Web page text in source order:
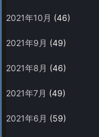
2021年10月 (46)
2021年9月 (49)
2021年8月 (46)
2021年7月 (49)
2021年6月 (59)